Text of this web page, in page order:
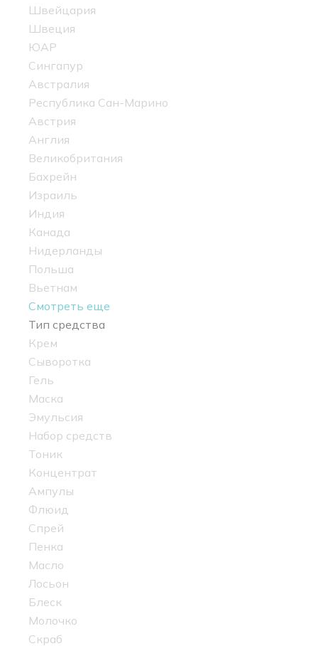
Швейцария
Швеция
ЮАР
Сингапур
Австралия
Республика Сан-Марино
Австрия
Англия
Великобритания
Бахрейн
Израиль
Индия
Канада
Нидерланды
Польша
Вьетнам
Смотреть еще
Тип средства
Крем
Сыворотка
Гель
Маска
Эмульсия
Набор средств
Тоник
Концентрат
Ампулы
Флюид
Спрей
Пенка
Масло
Лосьон
Блеск
Молочко
Скраб